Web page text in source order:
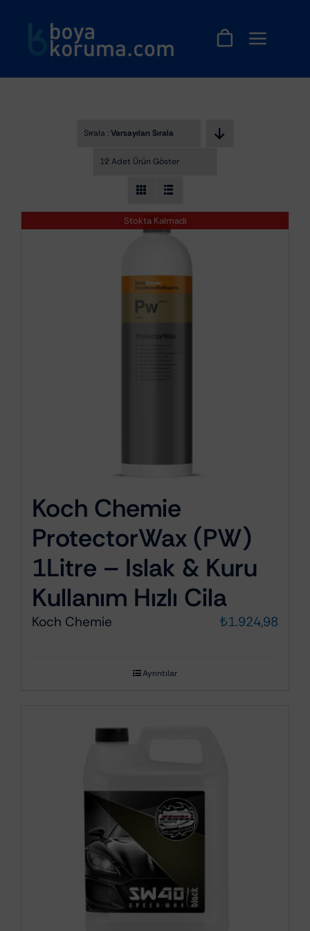
Sırala :Varsayılan Sıralama
12 Adet Ürün Göster
Stokta Kalmadı
Koch Chemie
ProtectorWax (PW)
1Litre – Islak & Kuru
Kullanım Hızlı Cila
Koch Chemie ₺1.924,98
Ayrıntılar